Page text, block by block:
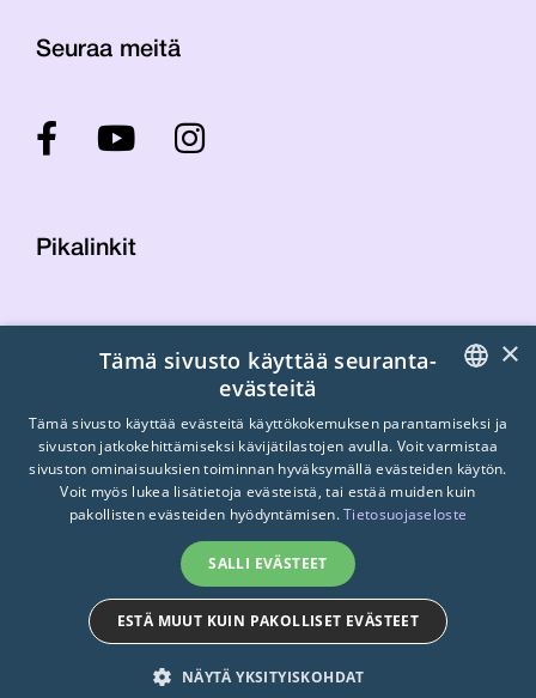
Seuraa meitä
Pikalinkit
Laskutustiedot
Tietosuojaseloste
Turvallisemman tilan periaatteet
© 2026 STTK. Made with ❤ byAvoin.Systems
FINNISH
SWEDISH
×
Tämä sivusto käyttää seuranta-
evästeitä
Tämä sivusto käyttää evästeitä käyttökokemuksen parantamiseksi ja
sivuston jatkokehittämiseksi kävijätilastojen avulla. Voit varmistaa
sivuston ominaisuuksien toiminnan hyväksymällä evästeiden käytön.
Voit myös lukea lisätietoja evästeistä, tai estää muiden kuin
pakollisten evästeiden hyödyntämisen.Tietosuojaseloste
SALLI EVÄSTEET
ESTÄ MUUT KUIN PAKOLLISET EVÄSTEET
NÄYTÄ YKSITYISKOHDAT